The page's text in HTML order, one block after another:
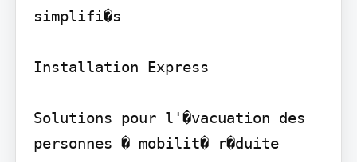
simplifi�s
Installation Express
Solutions pour l'�vacuation des
personnes � mobilit� r�duite